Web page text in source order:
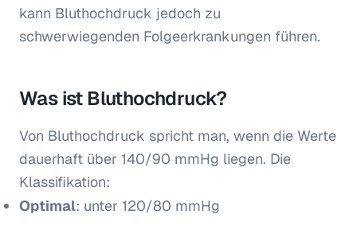
kann Bluthochdruck jedoch zu
schwerwiegenden Folgeerkrankungen führen.
Was ist Bluthochdruck?
Von Bluthochdruck spricht man, wenn die Werte
dauerhaft über 140/90 mmHg liegen. Die
Klassifikation:
Optimal: unter 120/80 mmHg